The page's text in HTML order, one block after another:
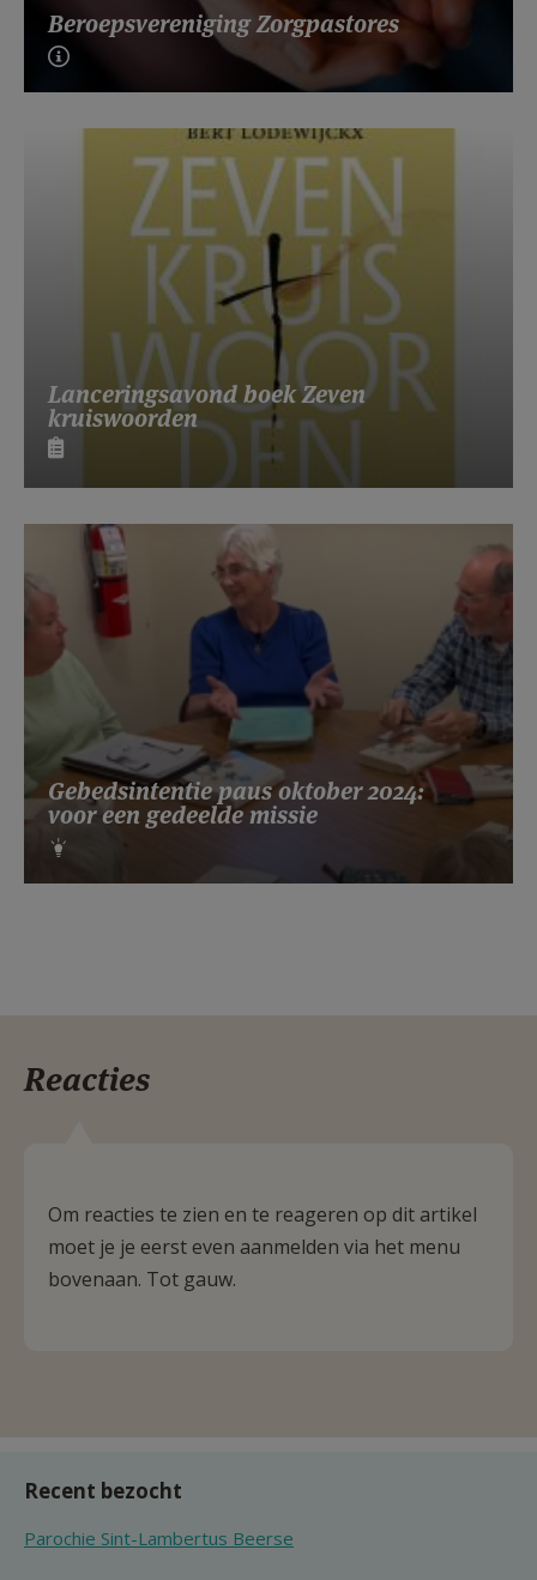
Beroepsvereniging Zorgpastores
Lanceringsavond boek Zeven
kruiswoorden
Gebedsintentie paus oktober 2024:
voor een gedeelde missie
Reacties
Om reacties te zien en te reageren op dit artikel
moet je je eerst even aanmelden via het menu
bovenaan. Tot gauw.
Recent bezocht
Parochie Sint-Lambertus Beerse